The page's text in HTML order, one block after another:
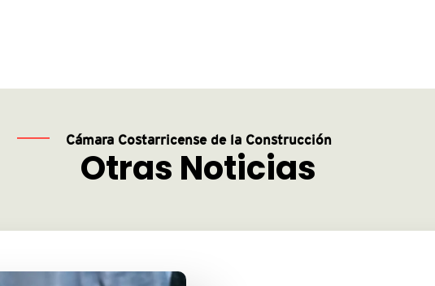
Cámara Costarricense de la Construcción
Otras Noticias